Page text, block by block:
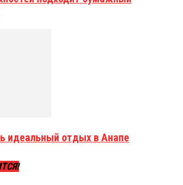
идеальный отдых в Анапе